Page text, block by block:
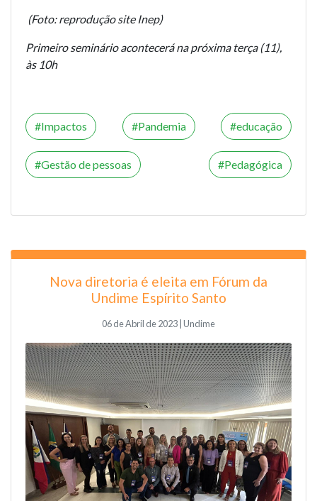
(Foto: reprodução site Inep)
Primeiro seminário acontecerá na próxima terça (11),
às 10h
Impactos Pandemia educação
Gestão de pessoas Pedagógica
Nova diretoria é eleita em Fórum da
Undime Espírito Santo
06 de Abril de 2023 | Undime